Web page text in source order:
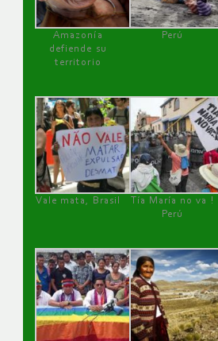
Amazonía
defiende su
territorio
Perú
Vale mata, Brasil
Tía María no va !
Perú